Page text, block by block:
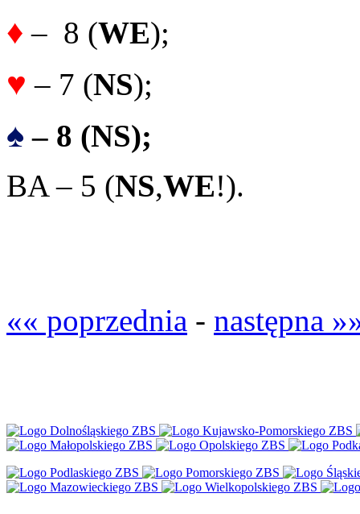
♦ – 8 (WE);
♥ – 7 (NS);
♠ – 8 (NS);
BA – 5 (NS,WE!).
«« poprzednia - następna